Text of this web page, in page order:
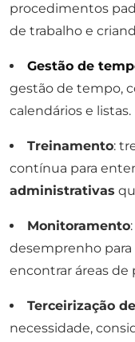
procedimentos
de trabalho e
Gestão de
gestão de tempo,
calendários e listas.
Treinamento:
contínua para
administrativas
Monitoramento
desemprenho
encontrar áreas de
Terceirização
necessidade,